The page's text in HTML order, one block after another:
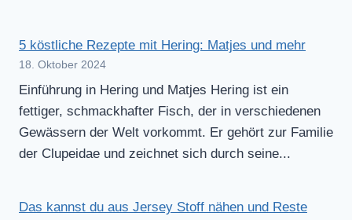
5 köstliche Rezepte mit Hering: Matjes und mehr
18. Oktober 2024
Einführung in Hering und Matjes Hering ist ein
fettiger, schmackhafter Fisch, der in verschiedenen
Gewässern der Welt vorkommt. Er gehört zur Familie
der Clupeidae und zeichnet sich durch seine...
Das kannst du aus Jersey Stoff nähen und Reste